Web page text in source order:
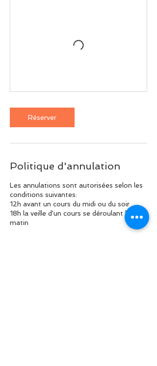
Réserver
Politique d'annulation
Les annulations sont autorisées selon les
conditions suivantes:
12h avant un cours du midi ou du soir
18h la veille d'un cours se déroulant le
matin